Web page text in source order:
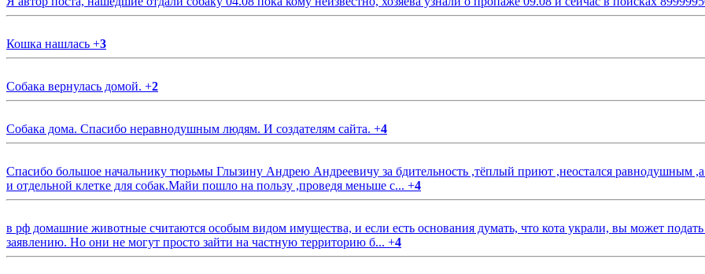
Кошка нашлась +3
Собака вернулась домой. +2
Собака дома. Спасибо неравнодушным людям. И создателям сайта. +4
Спасибо большое начальнику тюрьмы Глызину Андрею Андреевичу за бдительность ,тёплый приют ,неостался равнодушным
и отдельной клетке для собак.Майи пошло на пользу ,проведя меньше с... +4
в рф домашние животные считаются особым видом имущества, и если есть основания думать, что кота украли, вы может
заявлению. Но они не могут просто зайти на частную территорию б... +4